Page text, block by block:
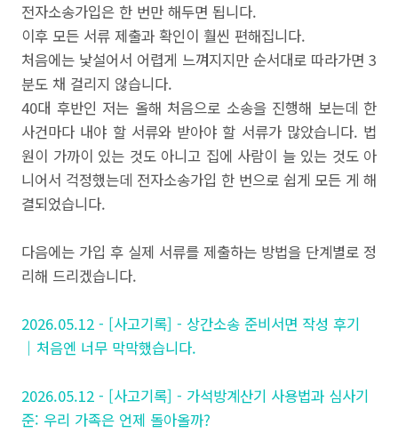
전자소송가입은 한 번만 해두면 됩니다.
이후 모든 서류 제출과 확인이 훨씬 편해집니다.
처음에는 낯설어서 어렵게 느껴지지만 순서대로 따라가면 3
분도 채 걸리지 않습니다.
40대 후반인 저는 올해 처음으로 소송을 진행해 보는데 한
사건마다 내야 할 서류와 받아야 할 서류가 많았습니다. 법
원이 가까이 있는 것도 아니고 집에 사람이 늘 있는 것도 아
니어서 걱정했는데 전자소송가입 한 번으로 쉽게 모든 게 해
결되었습니다.
다음에는 가입 후 실제 서류를 제출하는 방법을 단계별로 정
리해 드리겠습니다.
2026.05.12 - [사고기록] - 상간소송 준비서면 작성 후기
｜처음엔 너무 막막했습니다.
2026.05.12 - [사고기록] - 가석방계산기 사용법과 심사기
준: 우리 가족은 언제 돌아올까?